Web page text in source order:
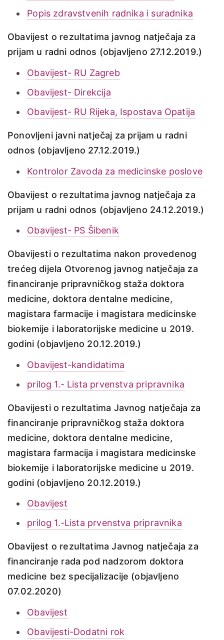
Popis zdravstvenih radnika i suradnika
Obavijest o rezultatima javnog natječaja za
prijam u radni odnos (objavljeno 27.12.2019.)
Obavijest- RU Zagreb
Obavijest- Direkcija
Obavijest- RU Rijeka, Ispostava Opatija
Ponovljeni javni natječaj za prijam u radni
odnos (objavljeno 27.12.2019.)
Kontrolor Zavoda za medicinske poslove
Obavijest o rezultatima javnog natječaja za
prijam u radni odnos (objavljeno 24.12.2019.)
Obavijest- PS Šibenik
Obavijesti o rezultatima nakon provedenog
trećeg dijela Otvorenog javnog natječaja za
financiranje pripravničkog staža doktora
medicine, doktora dentalne medicine,
magistara farmacije i magistara medicinske
biokemije i laboratorijske medicine u 2019.
godini (objavljeno 20.12.2019.)
Obavijest-kandidatima
prilog 1.- Lista prvenstva pripravnika
Obavijesti o rezultatima Javnog natječaja za
financiranje pripravničkog staža doktora
medicine, doktora dentalne medicine,
magistara farmacija i magistara medicinske
biokemije i laboratorijske medicine u 2019.
godini (objavljeno 20.12.2019.)
Obavijest
prilog 1.-Lista prvenstva pripravnika
Obavijest o rezultatima Javnog natječaja za
financiranje rada pod nadzorom doktora
medicine bez specijalizacije (objavljeno
07.02.2020)
Obavijest
Obavijesti-Dodatni rok